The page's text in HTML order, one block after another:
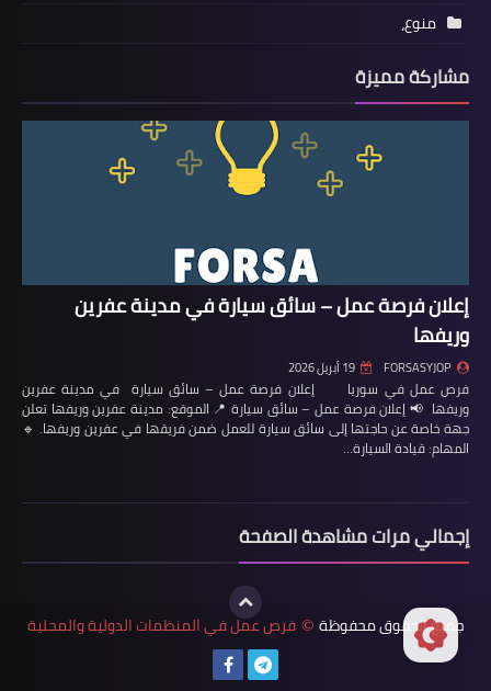
منوع،
مشاركة مميزة
إعلان فرصة عمل – سائق سيارة في مدينة عفرين
وريفها
FORSASYJOP 19 أبريل 2026
فرص عمل في سوريا إعلان فرصة عمل – سائق سيارة في مدينة عفرين
وريفها 📢 إعلان فرصة عمل – سائق سيارة 📍 الموقع: مدينة عفرين وريفها تعلن
جهة خاصة عن حاجتها إلى سائق سيارة للعمل ضمن فريقها في عفرين وريفها. 🔹
المهام: قيادة السيارة…
إجمالي مرات مشاهدة الصفحة
جميع الحقوق محفوظة © فرص عمل في المنظمات الدولية والمحلية